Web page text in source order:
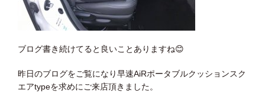
ブログ書き続けてると良いことありますね😊
昨日のブログをご覧になり早速AiRポータブルクッションスク
エアtypeを求めにご来店頂きました。